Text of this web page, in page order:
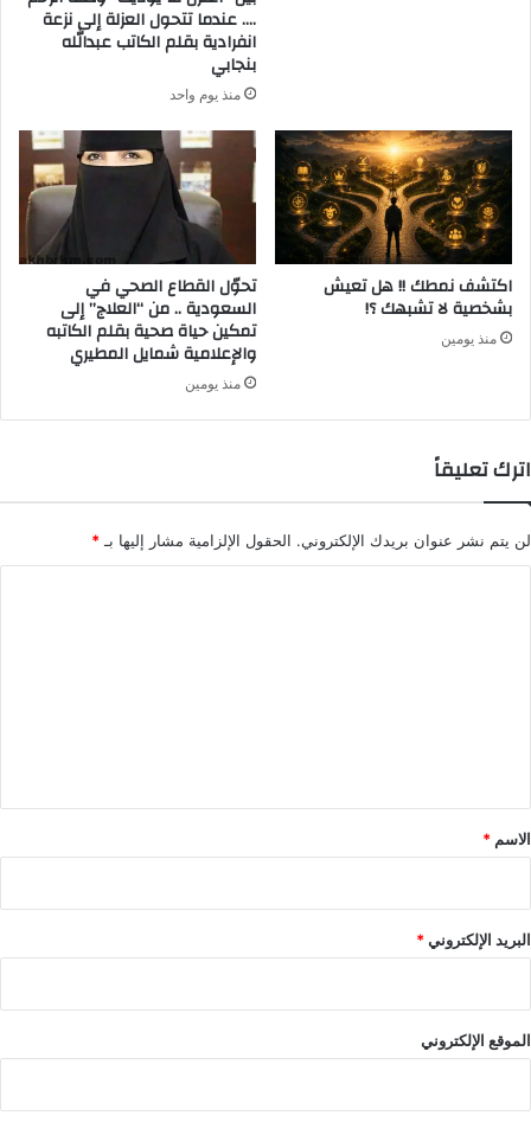
…. عندما تتحول العزلة إلى نزعة
انفرادية بقلم الكاتب عبدالله
بنجابي
منذ يوم واحد
اكتشف نمطك !! هل تعيش
بشخصية لا تشبهك ؟!
منذ يومين
تحوّل القطاع الصحي في
السعودية .. من “العلاج” إلى
تمكين حياة صحية بقلم الكاتبه
والإعلامية شمايل المطيري
منذ يومين
اترك تعليقاً
لن يتم نشر عنوان بريدك الإلكتروني. الحقول الإلزامية مشار إليها بـ *
*
الاسم *
البريد الإلكتروني*
الموقع الإلكتروني